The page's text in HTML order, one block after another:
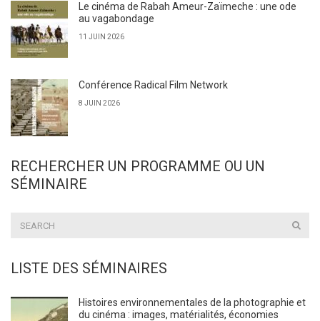
Le cinéma de Rabah Ameur-Zaïmeche : une ode
au vagabondage
11 JUIN 2026
Conférence Radical Film Network
8 JUIN 2026
RECHERCHER UN PROGRAMME OU UN
SÉMINAIRE
LISTE DES SÉMINAIRES
Histoires environnementales de la photographie et
du cinéma : images, matérialités, économies